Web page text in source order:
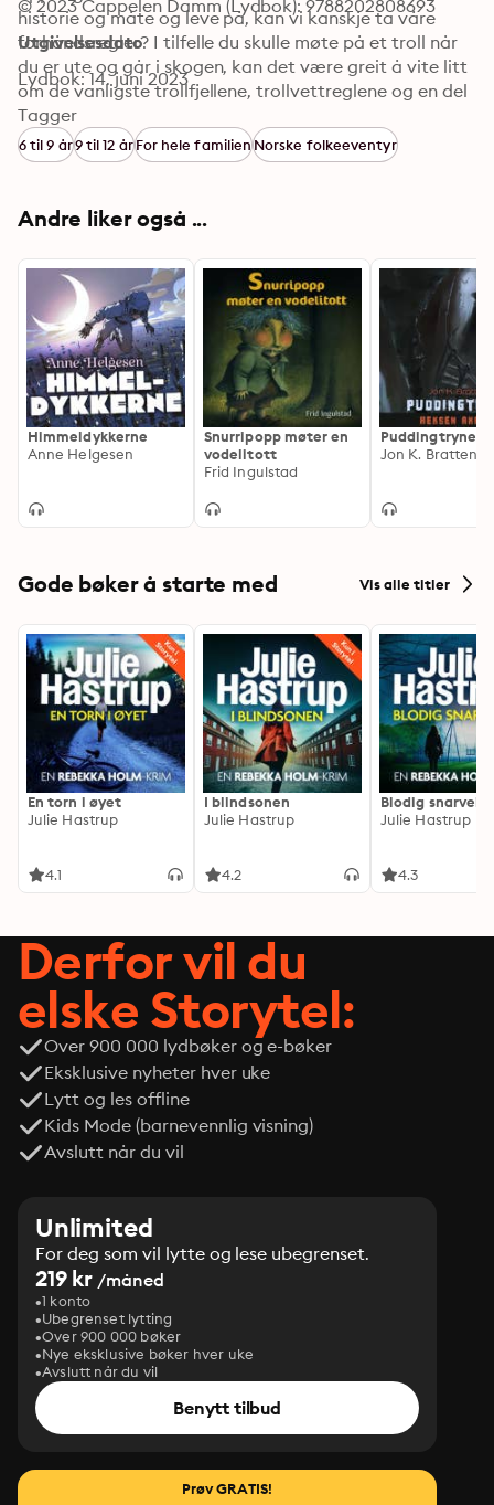
historie og måte og leve på, kan vi kanskje ta våre
forhåndsregler? I tilfelle du skulle møte på et troll når
du er ute og går i skogen, kan det være greit å vite litt
om de vanligste trollfjellene, trollvettreglene og en del
andre veldig viktige troll-opplysninger.
© 2023 Cappelen Damm (Lydbok): 9788202808693
Utgivelsesdato
Lydbok: 14. juni 2023
Tagger
6 til 9 år9 til 12 årFor hele familienNorske folkeeventyr
Andre liker også ...
Himmeldykkerne
Anne Helgesen
Snurripopp møter en
vodelitott
Frid Ingulstad
Puddingtryne
Jon K. Bratten
Gode bøker å starte med Vis alle titler
En torn i øyet
Julie Hastrup
4.1
I blindsonen
Julie Hastrup
4.2
Blodig snarvei
Julie Hastrup
4.3
Derfor vil du
elske Storytel:
Over 900 000 lydbøker og e-bøker
Eksklusive nyheter hver uke
Lytt og les offline
Kids Mode (barnevennlig visning)
Avslutt når du vil
Unlimited
For deg som vil lytte og lese ubegrenset.
219 kr /måned
1 konto
Ubegrenset lytting
Over 900 000 bøker
Nye eksklusive bøker hver uke
Avslutt når du vil
Benytt tilbud
Prøv GRATIS!